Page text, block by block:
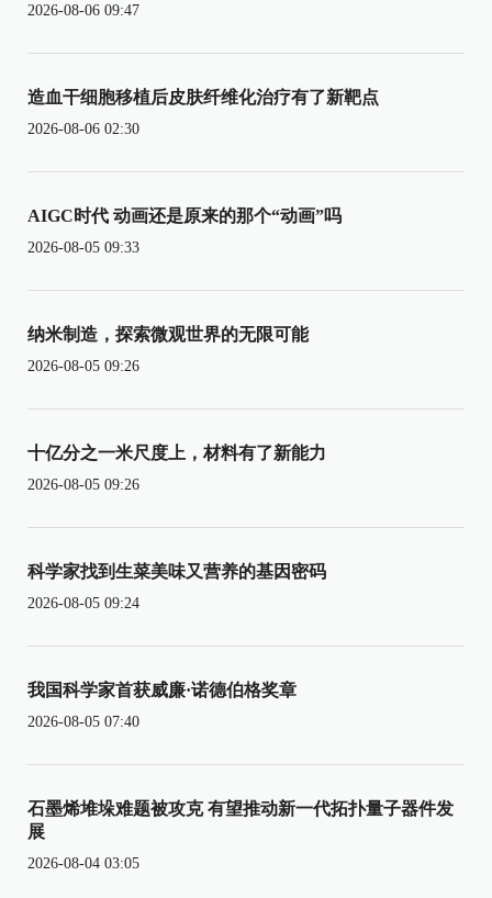
2026-08-06 09:47
造血干细胞移植后皮肤纤维化治疗有了新靶点
2026-08-06 02:30
AIGC时代 动画还是原来的那个“动画”吗
2026-08-05 09:33
纳米制造，探索微观世界的无限可能
2026-08-05 09:26
十亿分之一米尺度上，材料有了新能力
2026-08-05 09:26
科学家找到生菜美味又营养的基因密码
2026-08-05 09:24
我国科学家首获威廉·诺德伯格奖章
2026-08-05 07:40
石墨烯堆垛难题被攻克 有望推动新一代拓扑量子器件发
展
2026-08-04 03:05